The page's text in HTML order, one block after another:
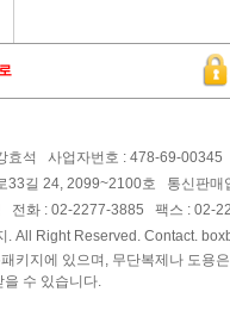
효석 사업자번호 : 478-69-00345
33길 24, 2099~2100호 통신판매
전화 : 02-2277-3885 팩스 : 02-
. All Right Reserved. Contact.
키지에 있으며, 무단복제나 도용
을 수 있습니다.